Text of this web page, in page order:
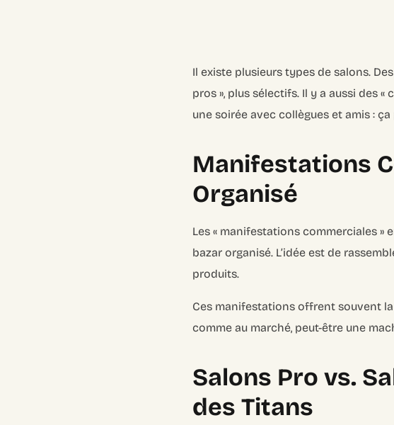
Il existe plusieurs types de salons.
pros », plus sélectifs. Il y a aussi des «
une soirée avec collègues et amis :
Manifestations
Organisé
Les « manifestations commerciales »
bazar organisé. L’idée est de
produits.
Ces manifestations offrent souvent
comme au marché, peut-être une
Salons Pro vs.
des Titans